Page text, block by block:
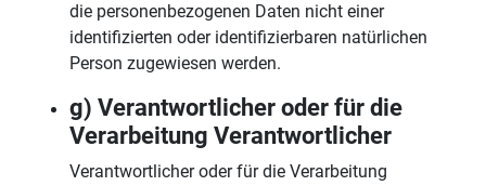
die personenbezogenen Daten nicht einer
identifizierten oder identifizierbaren natürlichen
Person zugewiesen werden.
g) Verantwortlicher oder für die
Verarbeitung Verantwortlicher
Verantwortlicher oder für die Verarbeitung